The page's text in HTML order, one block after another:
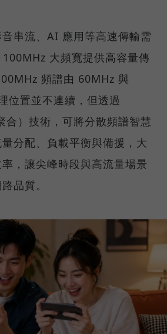
串流、AI 應用等高速傳輸需
大頻寬提供高容量傳
頻譜由 60MHz 與
位置並不連續，但透過
合）技術，可將分散頻譜智慧
分配、負載平衡與備援，大
，讓尖峰時段與高流量場景
品質。